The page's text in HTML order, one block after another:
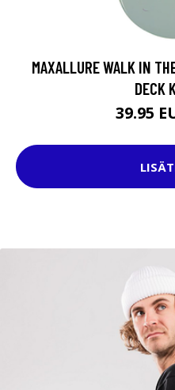
MAXALLURE WALK IN
DECK
39.95